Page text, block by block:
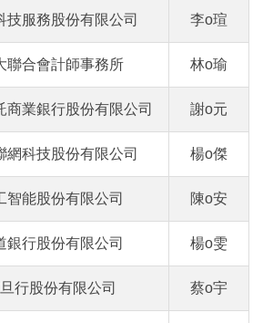
技服務股份有限公司 李o瑄
聯合會計師事務所 林o瑜
商業銀行股份有限公司 謝o元
網科技股份有限公司 楊o傑
智能股份有限公司 陳o安
銀行股份有限公司 楊o雯
行股份有限公司 蔡o宇